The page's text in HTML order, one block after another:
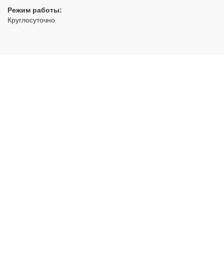
Режим работы:
Круглосуточно